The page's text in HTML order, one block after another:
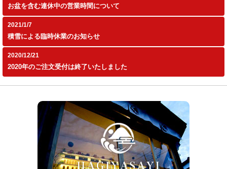
お盆を含む連休中の営業時間について
2021/1/7
積雪による臨時休業のお知らせ
2020/12/21
2020年のご注文受付は終了いたしました